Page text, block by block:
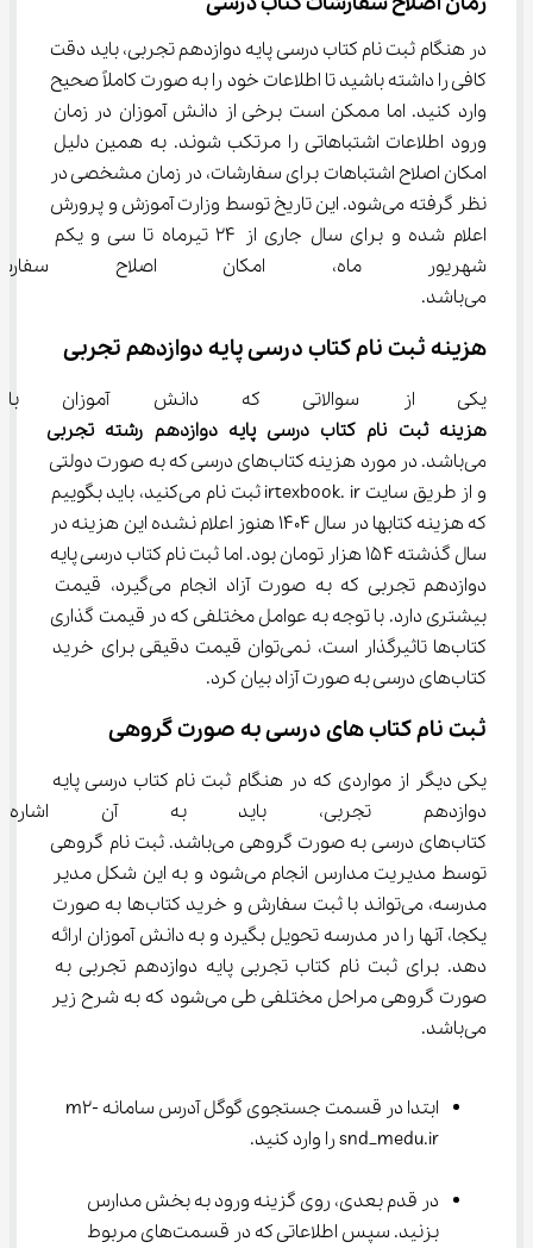
در هنگام ثبت نام کتاب درسی پایه دوازدهم تجربی، باید دقت
کافی را داشته باشید تا اطلاعات خود را به صورت کاملاً صحیح
وارد کنید. اما ممکن است برخی از دانش آموزان در زمان
ورود اطلاعات اشتباهاتی را مرتکب شوند. به همین دلیل
امکان اصلاح اشتباهات برای سفارشات، در زمان مشخصی در
نظر گرفته می‌شود. این تاریخ توسط وزارت آموزش و پرورش
اعلام شده و برای سال جاری از ۲۴ تیرماه تا سی و یکم
شهریور ماه، امکان اصلاح
می‌باشد.
هزینه ثبت نام کتاب‌ درسی پایه دوازدهم تجربی
یکی از سوالاتی که دانش آموزان
هزینه ثبت نام کتاب درسی پایه دوازدهم رشته تجربی
می‌باشد. در مورد هزینه کتاب‌های درسی که به صورت دولتی
و از طریق سایت irtexbook. ir ثبت نام می‌کنید، باید بگوییم
که هزینه کتابها در سال 1404 هنوز اعلام نشده این هزینه در
سال گذشته ۱۵۴ هزار تومان بود. اما ثبت نام کتاب‌ درسی پایه
دوازدهم تجربی که به صورت آزاد انجام می‌گیرد، قیمت
بیشتری دارد. با توجه به عوامل مختلفی که در قیمت گذاری
کتاب‌ها تاثیرگذار است، نمی‌توان قیمت دقیقی برای خرید
کتاب‌های درسی به صورت آزاد بیان کرد.
ثبت نام کتاب‌ های درسی به صورت گروهی
یکی دیگر از مواردی که در هنگام ثبت نام کتاب درسی پایه
دوازدهم تجربی، باید به آن
کتاب‌های درسی به صورت گروهی می‌باشد. ثبت نام گروهی
توسط مدیریت مدارس انجام می‌شود و به این شکل مدیر
مدرسه، می‌تواند با ثبت سفارش و خرید کتاب‌ها به صورت
یکجا، آنها را در مدرسه تحویل بگیرد و به دانش آموزان ارائه
دهد. برای ثبت نام کتاب تجربی پایه دوازدهم تجربی به
صورت گروهی مراحل مختلفی طی می‌شود که به شرح زیر
می‌باشد.
ابتدا در قسمت جستجوی گوگل آدرس سامانه m2-
snd_medu.ir را وارد کنید.
در قدم بعدی، روی گزینه ورود به بخش مدارس
بزنید. سپس اطلاعاتی که در قسمت‌های مربوط